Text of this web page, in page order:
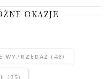
OKAZJE
WYPRZEDAŻ (46)
(75)